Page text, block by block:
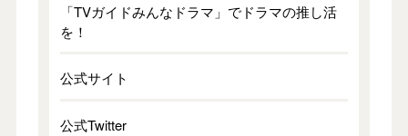
「TVガイドみんなドラマ」でドラマの推し活
を！
公式サイト
公式Twitter